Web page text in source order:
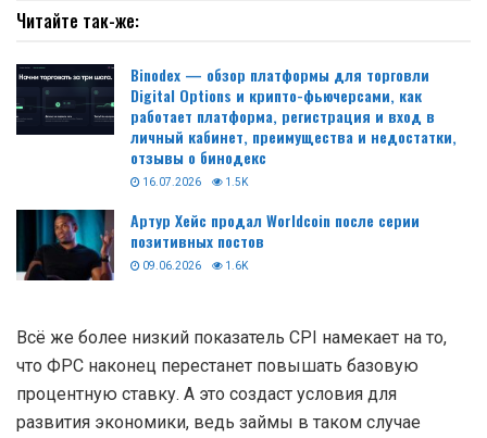
Читайте так-же:
Binodex — обзор платформы для торговли
Digital Options и крипто-фьючерсами, как
работает платформа, регистрация и вход в
личный кабинет, преимущества и недостатки,
отзывы о бинодекс
16.07.2026 1.5K
Артур Хейс продал Worldcoin после серии
позитивных постов
09.06.2026 1.6K
Всё же более низкий показатель CPI намекает на то,
что ФРС наконец перестанет повышать базовую
процентную ставку. А это создаст условия для
развития экономики, ведь займы в таком случае